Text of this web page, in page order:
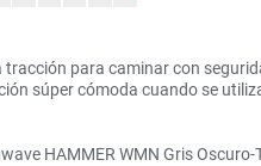
tracción para caminar con
súper cómoda cuando se
HAMMER WMN Gris Oscuro-